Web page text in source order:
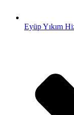
Eyüp Yıkım